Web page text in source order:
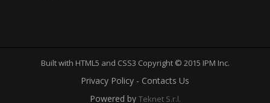
Built with HTML5 and CSS3 Copyright © 2015 IPM Inc.
Privacy Policy - Contacts Us
Powered by Teknet S.r.l.